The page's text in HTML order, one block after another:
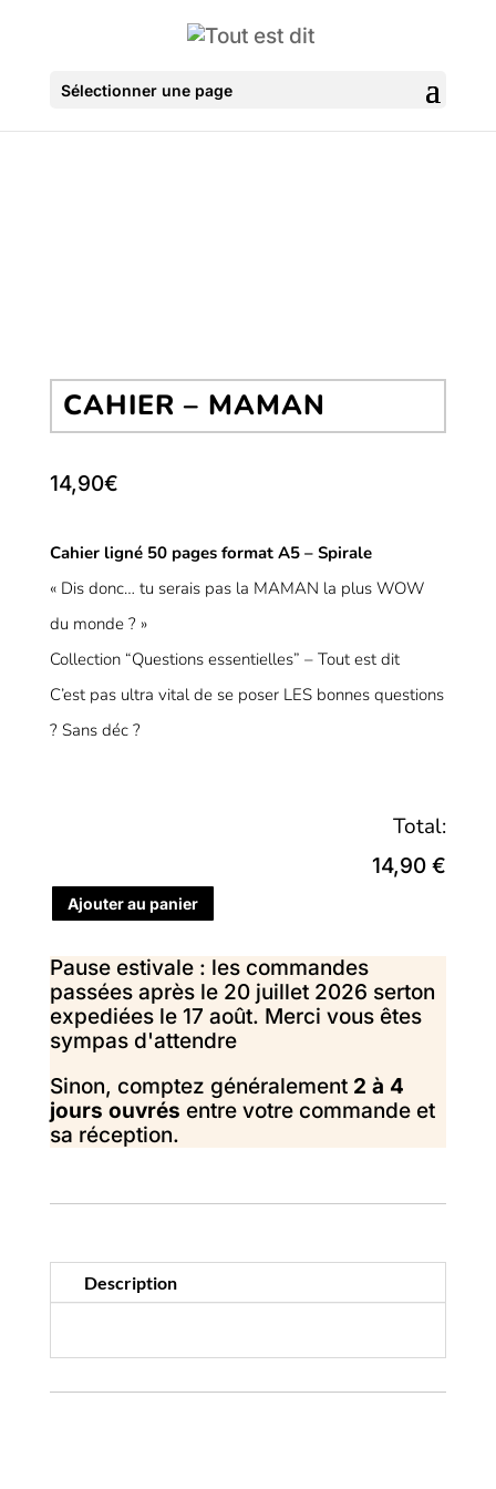
Sélectionner une page
CAHIER – MAMAN
14,90€
Cahier ligné 50 pages format A5 – Spirale
« Dis donc… tu serais pas la MAMAN la plus WOW
du monde ? »
Collection “Questions essentielles” – Tout est dit
C’est pas ultra vital de se poser LES bonnes questions
? Sans déc ?
Total:
14,90 €
Ajouter au panier
Pause estivale : les commandes
passées après le 20 juillet 2026 serton
expediées le 17 août. Merci vous êtes
sympas d'attendre
Sinon, comptez généralement 2 à 4
jours ouvrés entre votre commande et
sa réception.
Description